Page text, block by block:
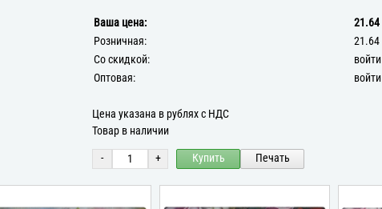
Ваша цена:
21.64
Розничная:
21.64
Со скидкой:
войти
Оптовая:
войти
Цена указана в рублях с НДС
Товар в наличии
- + Купить Печать